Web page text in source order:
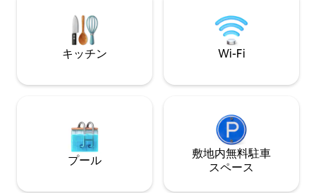
cabanas • Outdoor lounge with fireplace
& BBQs, fitness center, yoga lawn & dog
は、座席がたくさ
暖炉、クイーンサ
廊下のクローゼッ
があります。
キッチン Wi-Fi
プール
敷地内無料駐⁠車
ス⁠ペ⁠ー⁠ス